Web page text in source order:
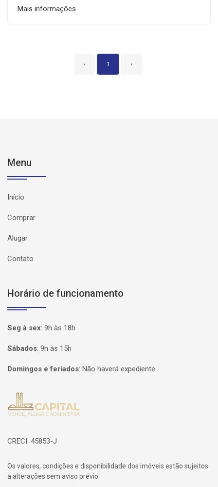
Mais informações
‹ 1 ›
Menu
Início
Comprar
Alugar
Contato
Horário de funcionamento
Seg à sex: 9h às 18h
Sábados: 9h às 15h
Domingos e feriados: Não haverá expediente
Página inicial
CRECI: 45853-J
Os valores, condições e disponibilidade dos imóveis estão sujeitos
a alterações sem aviso prévio.